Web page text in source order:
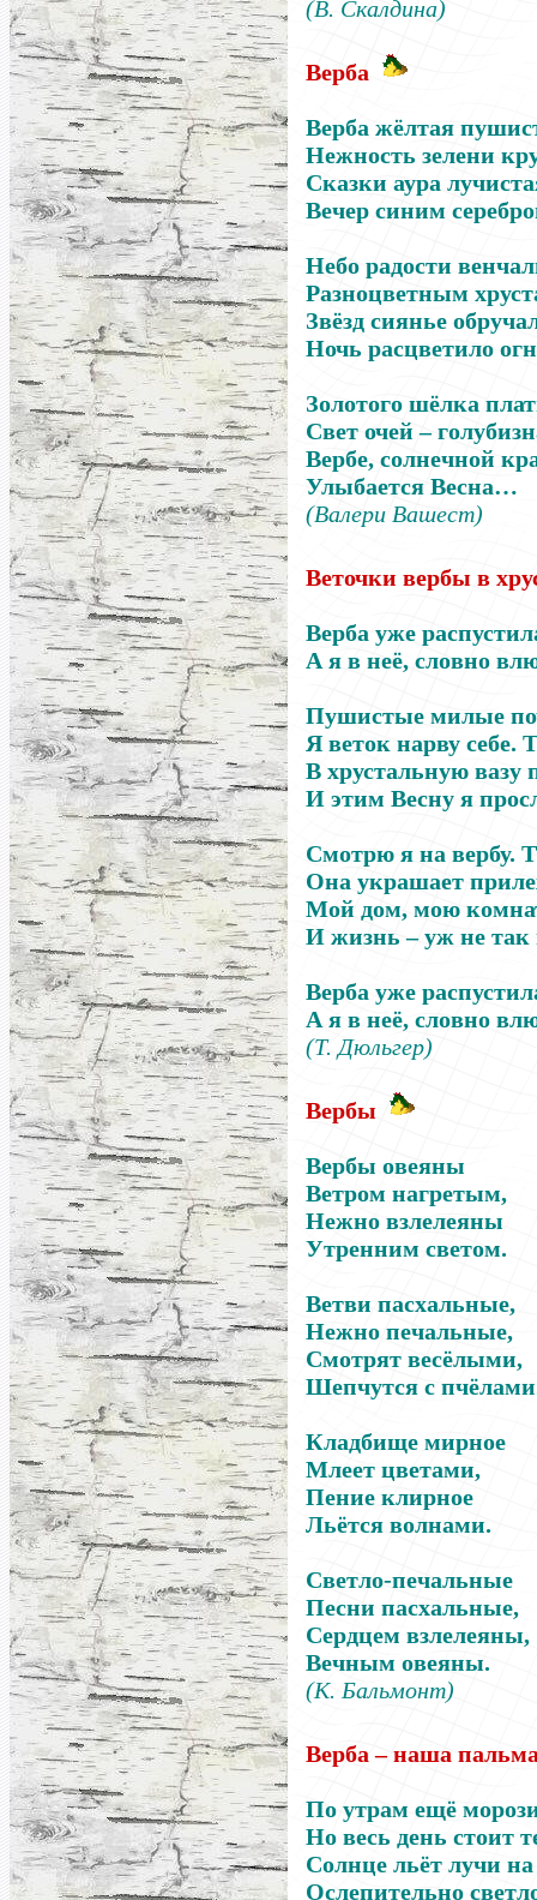
(В. Скалдина)
Верба
Верба жёлтая
Нежность зелени
Сказки аура
Вечер синим
Небо радости
Разноцветным
Звёзд сиянье
Ночь расцветило
Золотого шёлка
Свет очей –
Вербе, солнечной
Улыбается Весна…
(Валери Вашест)
Веточки вербы в
Верба уже
А я в неё, словно
Пушистые милые
Я веток нарву себе.
В хрустальную вазу
И этим Весну я
Смотрю я на вербу.
Она украшает
Мой дом, мою
И жизнь–уж не так
Верба уже
А я в неё, словно
(Т. Дюльгер)
Вербы
Вербы овеяны
Ветром нагретым,
Нежно взлелеяны
Утренним светом.
Ветви пасхальные,
Нежно печальные,
Смотрят весёлыми,
Шепчутся с
Кладбище мирное
Млеет цветами,
Пение клирное
Льётся волнами.
Светло-печальные
Песни пасхальные,
Сердцем взлелеяны,
Вечным овеяны.
(К. Бальмонт)
Верба – наша
По утрам ещё
Но весь день стоит
Солнце льёт лучи
Ослепительно